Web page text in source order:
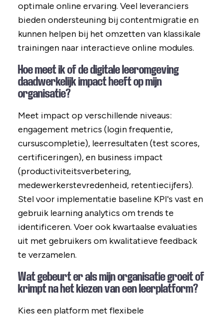
optimale online ervaring. Veel leveranciers
bieden ondersteuning bij contentmigratie en
kunnen helpen bij het omzetten van klassikale
trainingen naar interactieve online modules.
Hoe meet ik of de digitale leeromgeving
daadwerkelijk impact heeft op mijn
organisatie?
Meet impact op verschillende niveaus:
engagement metrics (login frequentie,
cursuscompletie), leerresultaten (test scores,
certificeringen), en business impact
(productiviteitsverbetering,
medewerkerstevredenheid, retentiecijfers).
Stel voor implementatie baseline KPI's vast en
gebruik learning analytics om trends te
identificeren. Voer ook kwartaalse evaluaties
uit met gebruikers om kwalitatieve feedback
te verzamelen.
Wat gebeurt er als mijn organisatie groeit of
krimpt na het kiezen van een leerplatform?
Kies een platform met flexibele